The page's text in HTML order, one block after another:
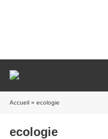
Accueil » ecologie
ecologie